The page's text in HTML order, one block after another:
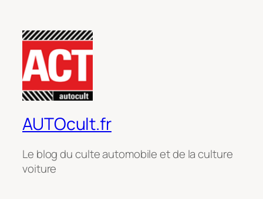
AUTOcult.fr
Le blog du culte automobile et de la culture
voiture